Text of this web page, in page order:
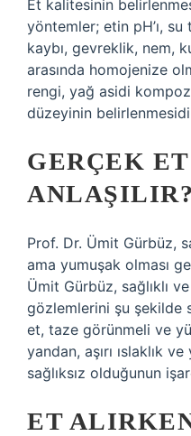
Et kalitesinin
yöntemler; etin pH’ı,
kaybı, gevreklik, nem,
arasında homojenize
rengi, yağ asidi
düzeyinin
GERÇEK
ANLAŞILIR?
Prof. Dr. Ümit Gürbüz,
ama yumuşak olması
Ümit Gürbüz, sağlıklı
gözlemlerini şu şekilde
et, taze görünmeli ve
yandan, aşırı ıslaklık
sağlıksız olduğunun
ET